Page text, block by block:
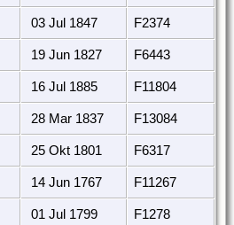
03 Jul 1847 F2374
19 Jun 1827 F6443
16 Jul 1885 F11804
28 Mar 1837 F13084
25 Okt 1801 F6317
14 Jun 1767 F11267
01 Jul 1799 F1278